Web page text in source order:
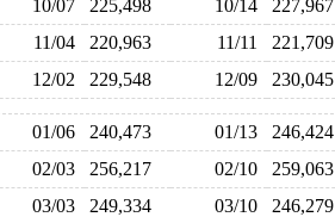
10/07 225,498 10/14
11/04 220,963 11/11
12/02 229,548 12/09
01/06 240,473 01/13
02/03 256,217 02/10
03/03 249,334 03/10